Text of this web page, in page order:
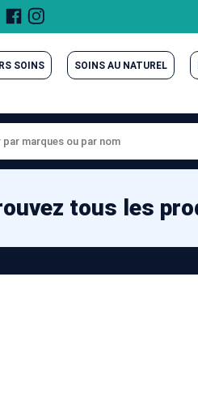
Page
Facebook
Instagram
SOINS SOINS AU NATUREL
tous les